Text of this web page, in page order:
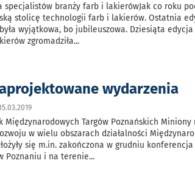
specjalistów branży farb i lakierówJak co roku
stolicę technologii farb i lakierów. Ostatnia
wyjątkowa, bo jubileuszowa. Dziesiąta
zgromadziła...
wydarzenia
Międzynarodowych Targów Poznańskich
w wielu obszarach działalności
się m.in. zakończona w grudniu
Poznaniu i na terenie...